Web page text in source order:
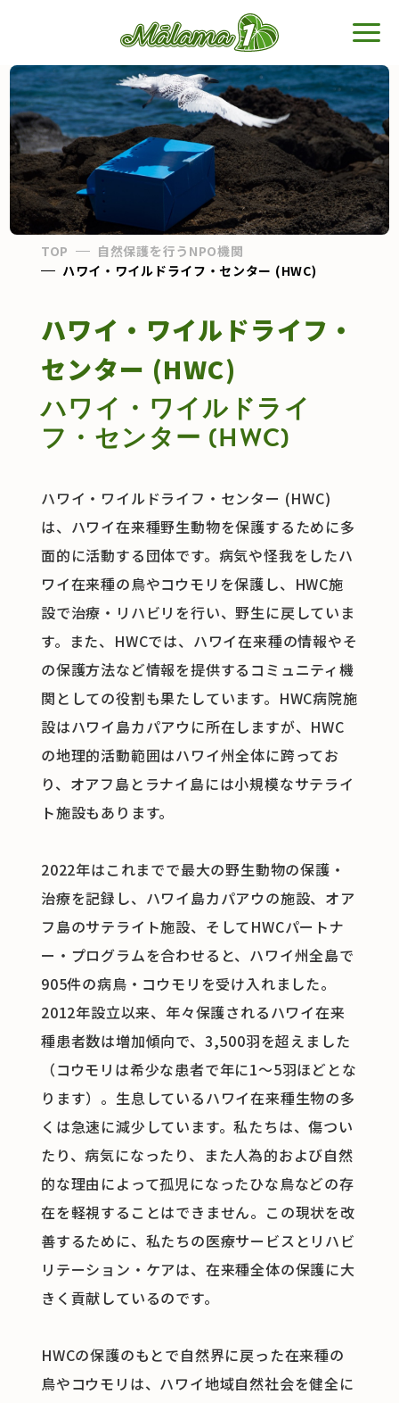
TOP
Malama 1とは
ストーリー
自然保護
文化継承
イノベーション
運営者情報
お問い合わせ
JP EN
TOP
自然保護を行うNPO機関
ハワイ・ワイルドライフ・センター (HWC)
ハワイ・ワイルドライフ・
センター (HWC)
ハワイ・ワイルドライ
フ・センター (HWC)
ハワイ・ワイルドライフ・センター (HWC)
は、ハワイ在来種野生動物を保護するために多
面的に活動する団体です。病気や怪我をしたハ
ワイ在来種の鳥やコウモリを保護し、HWC施
設で治療・リハビリを行い、野生に戻していま
す。また、HWCでは、ハワイ在来種の情報やそ
の保護方法など情報を提供するコミュニティ機
関としての役割も果たしています。HWC病院施
設はハワイ島カパアウに所在しますが、HWC
の地理的活動範囲はハワイ州全体に跨ってお
り、オアフ島とラナイ島には小規模なサテライ
ト施設もあります。
2022年はこれまでで最大の野生動物の保護・
治療を記録し、ハワイ島カパアウの施設、オア
フ島のサテライト施設、そしてHWCパートナ
ー・プログラムを合わせると、ハワイ州全島で
905件の病鳥・コウモリを受け入れました。
2012年設立以来、年々保護されるハワイ在来
種患者数は増加傾向で、3,500羽を超えました
（コウモリは希少な患者で年に1～5羽ほどとな
ります）。生息しているハワイ在来種生物の多
くは急速に減少しています。私たちは、傷つい
たり、病気になったり、また人為的および自然
的な理由によって孤児になったひな鳥などの存
在を軽視することはできません。この現状を改
善するために、私たちの医療サービスとリハビ
リテーション・ケアは、在来種全体の保護に大
きく貢献しているのです。
HWCの保護のもとで自然界に戻った在来種の
鳥やコウモリは、ハワイ地域自然社会を健全に